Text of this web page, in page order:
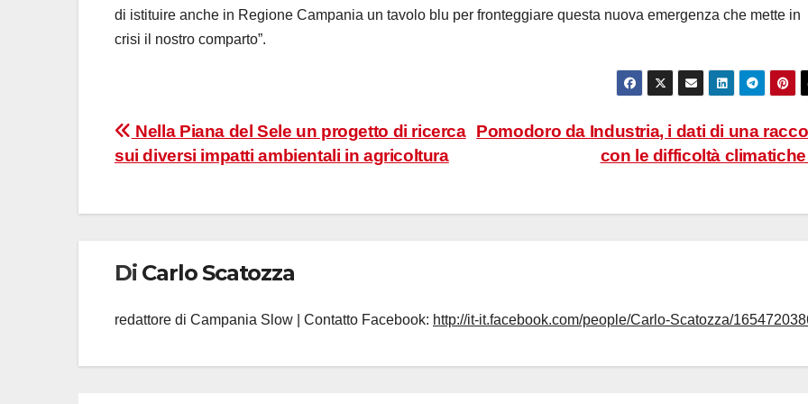
di istituire anche in Regione Campania un tavolo blu per fronteggiare questa nuova emergenza che mette in
crisi il nostro comparto”.
Navigazione
articoli
Pomodoro da Industria, i dati di una
con le difficoltà climatiche
Nella Piana del Sele un progetto di ricerca
sui diversi impatti ambientali in agricoltura
Di Carlo Scatozza
redattore di Campania Slow | Contatto Facebook: http://it-it.facebook.com/people/Carlo-Scatozza/